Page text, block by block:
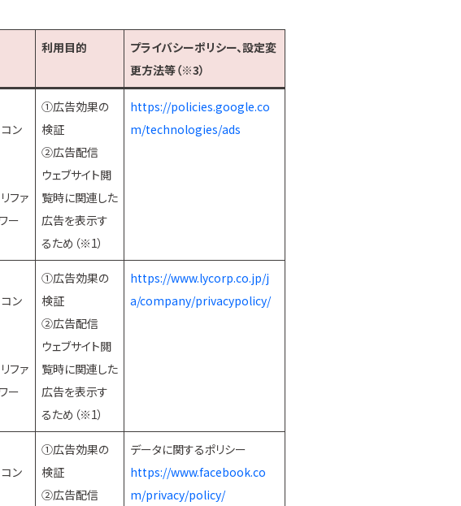
利用目的
プライバシーポリシー、設定変
更方法等（※3）
ン
ファ
ー
①広告効果の
検証
②広告配信
ウェブサイト閲
覧時に関連した
広告を表示す
るため（※1）
https://policies.google.co
m/technologies/ads
ン
ファ
ー
①広告効果の
検証
②広告配信
ウェブサイト閲
覧時に関連した
広告を表示す
るため（※1）
https://www.lycorp.co.jp/j
a/company/privacypolicy/
ン
①広告効果の
検証
②広告配信
データに関するポリシー
https://www.facebook.co
m/privacy/policy/